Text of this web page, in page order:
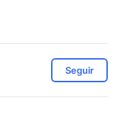
Seguir